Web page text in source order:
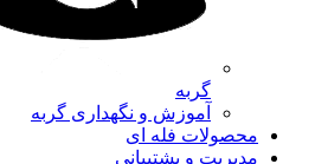
گربه
آموزش و نگهداری گربه
محصولات فله ای
مدیریت و پشتیبانی